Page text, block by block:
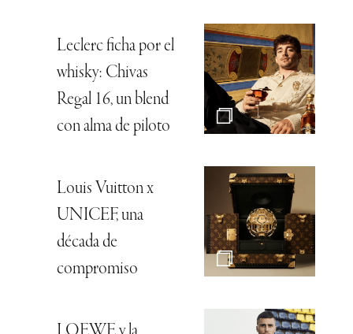
Leclerc ficha por el
whisky: Chivas
Regal 16, un blend
con alma de piloto
Louis Vuitton x
UNICEF, una
década de
compromiso